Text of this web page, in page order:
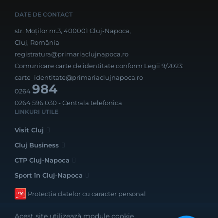
DATE DE CONTACT
str. Moților nr.3, 400001 Cluj-Napoca,
Cluj, România
registratura@primariaclujnapoca.ro
Comunicare carte de identitate conform Legii 9/2023:
carte_identitate@primariaclujnapoca.ro
0264984
0264 596 030 - Centrala telefonica
LINKURI UTILE
Visit Cluj
Cluj Business
CTP Cluj-Napoca
Sport în Cluj-Napoca
Protecția datelor cu caracter personal
Acest site utilizează module cookie